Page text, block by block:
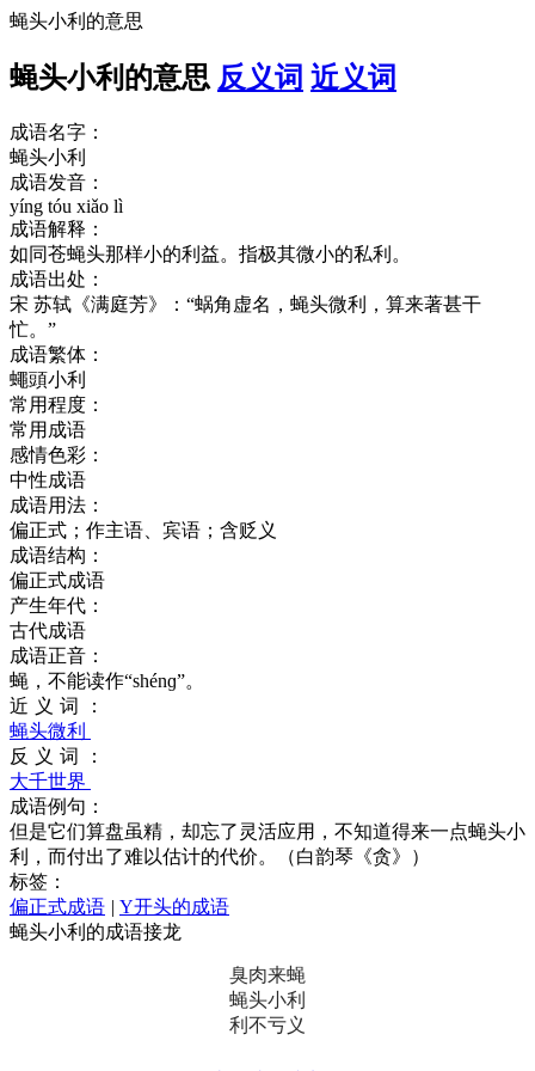
蝇头小利的意思
蝇头小利的意思 反义词 近义词
成语名字：
蝇头小利
成语发音：
yíng tóu xiǎo lì
成语解释：
如同苍蝇头那样小的利益。指极其微小的私利。
成语出处：
宋 苏轼《满庭芳》：“蜗角虚名，蝇头微利，算来著甚干
忙。”
成语繁体：
蠅頭小利
常用程度：
常用成语
感情色彩：
中性成语
成语用法：
偏正式；作主语、宾语；含贬义
成语结构：
偏正式成语
产生年代：
古代成语
成语正音：
蝇，不能读作“shénɡ”。
近义词：
蝇头微利
反义词：
大千世界
成语例句：
但是它们算盘虽精，却忘了灵活应用，不知道得来一点蝇头小
利，而付出了难以估计的代价。（白韵琴《贪》）
标签：
偏正式成语 | Y开头的成语
蝇头小利的成语接龙
臭肉来蝇
蝇头小利
利不亏义